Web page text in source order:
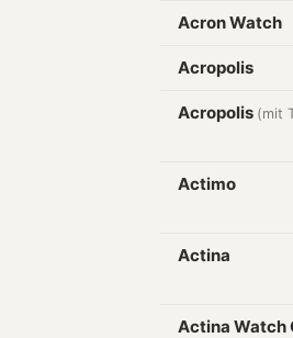
Acron Watch
Acropolis
Acropolis (mit
Actimo
Actina
Actina Watch